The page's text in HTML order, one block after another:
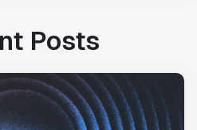
Posts